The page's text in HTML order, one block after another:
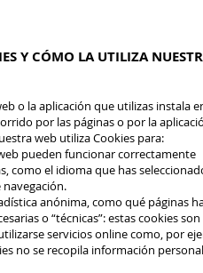
Y CÓMO LA UTILIZA
o la aplicación que utilizas
por las páginas o por la
web utiliza Cookies para:
pueden funcionar correctamente
como el idioma que has
anónima, como qué páginas
o “técnicas”: estas cookies
servicios online como, por
no se recopila información